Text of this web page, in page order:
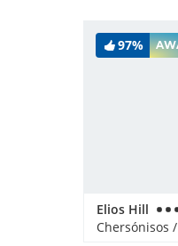
97%
Elios Hill